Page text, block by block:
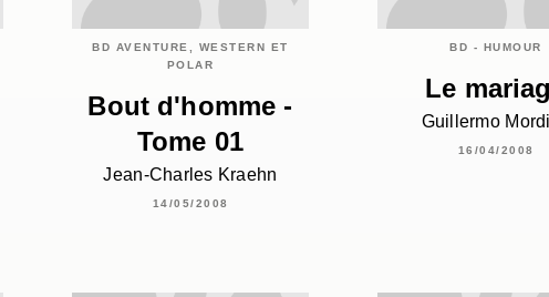
BD AVENTURE, WESTERN ET
POLAR
Bout d'homme -
Tome 01
Jean-Charles Kraehn
14/05/2008
BD - HUMOUR
Le
Guillermo
16/04/2008